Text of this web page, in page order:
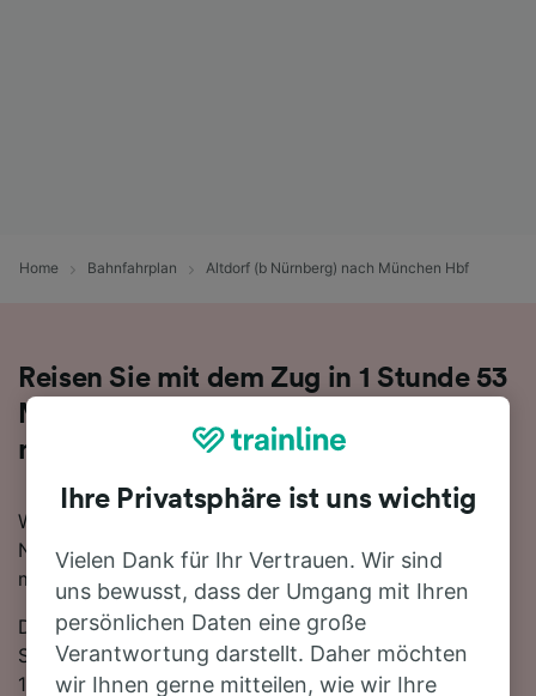
Home Bahnfahrplan Altdorf (b Nürnberg) nach München Hbf
Reisen Sie mit dem Zug in 1 Stunde 53
Minuten von Altdorf (b Nürnberg)
nach München Hbf
Wenn Sie mehr über die Reise von Altdorf (b
Nürnberg) nach München Hbf mit dem Zug erfahren
möchten, suchen Sie nicht länger!
Die schnellste Reisezeit auf dieser Strecke beträgt 1
Stunde 53 Minuten, wobei etwa 33 Züge am Tag die
140 km zwischen den beiden Bahnhöfen zurücklegen.
Ihre Privatsphäre ist uns wichtig
Vielen Dank für Ihr Vertrauen. Wir sind
uns bewusst, dass der Umgang mit Ihren
persönlichen Daten eine große
Verantwortung darstellt. Daher möchten
wir Ihnen gerne mitteilen, wie wir Ihre